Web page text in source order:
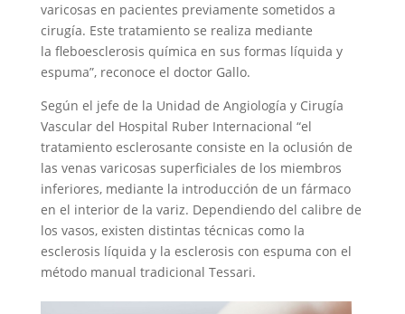
varicosas en pacientes previamente sometidos a
cirugía. Este tratamiento se realiza mediante
la fleboesclerosis química en sus formas líquida y
espuma”, reconoce el doctor Gallo.
Según el jefe de la Unidad de Angiología y Cirugía
Vascular del Hospital Ruber Internacional “el
tratamiento esclerosante consiste en la oclusión de
las venas varicosas superficiales de los miembros
inferiores, mediante la introducción de un fármaco
en el interior de la variz. Dependiendo del calibre de
los vasos, existen distintas técnicas como la
esclerosis líquida y la esclerosis con espuma con el
método manual tradicional Tessari.